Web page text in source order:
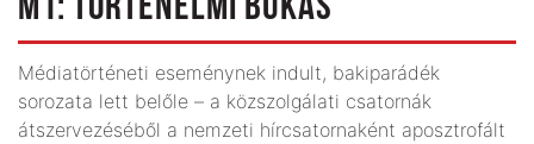
M1: TÖRTÉNELMI BUKÁS
Médiatörténeti eseménynek indult, bakiparádék
sorozata lett belőle – a közszolgálati csatornák
átszervezéséből a nemzeti hírcsatornaként aposztrofált